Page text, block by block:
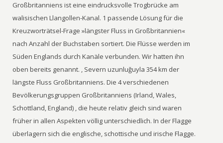
Großbritanniens ist eine eindrucksvolle Trogbrücke am
walisischen Llangollen-Kanal. 1 passende Lösung für die
Kreuzworträtsel-Frage »längster Fluss in Großbritannien«
nach Anzahl der Buchstaben sortiert. Die Flüsse werden im
Süden Englands durch Kanäle verbunden. Wir hatten ihn
oben bereits genannt. , Severn uzunluğuyla 354 km der
längste Fluss Großbritanniens. Die 4 verschiedenen
Bevölkerungsgruppen Großbritanniens (Irland, Wales,
Schottland, England) , die heute relativ gleich sind waren
früher in allen Aspekten völlig unterschiedlich. In der Flagge
überlagern sich die englische, schottische und irische Flagge.